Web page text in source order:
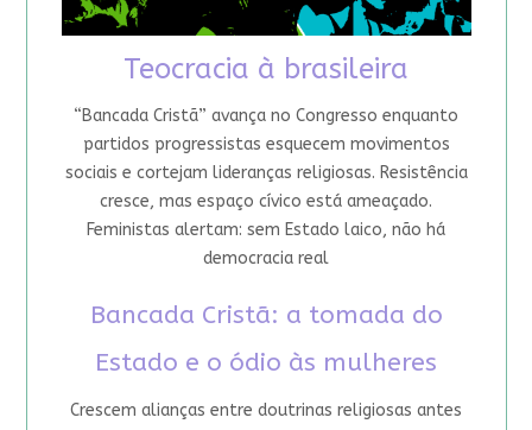
Teocracia à brasileira
“Bancada Cristã” avança no Congresso enquanto
partidos progressistas esquecem movimentos
sociais e cortejam lideranças religiosas. Resistência
cresce, mas espaço cívico está ameaçado.
Feministas alertam: sem Estado laico, não há
democracia real
Bancada Cristã: a tomada do
Estado e o ódio às mulheres
Crescem alianças entre doutrinas religiosas antes